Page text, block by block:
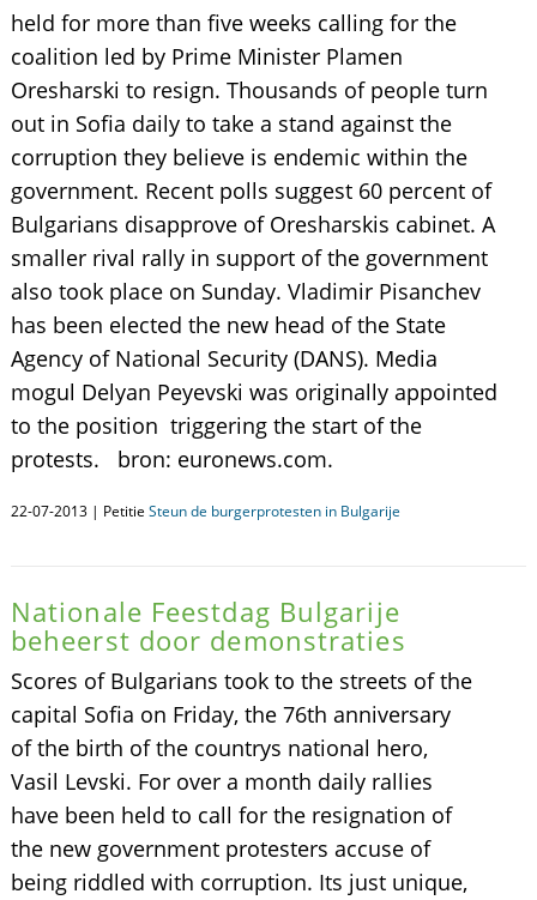
held for more than five weeks calling for the
coalition led by Prime Minister Plamen
Oresharski to resign. Thousands of people turn
out in Sofia daily to take a stand against the
corruption they believe is endemic within the
government. Recent polls suggest 60 percent of
Bulgarians disapprove of Oresharskis cabinet. A
smaller rival rally in support of the government
also took place on Sunday. Vladimir Pisanchev
has been elected the new head of the State
Agency of National Security (DANS). Media
mogul Delyan Peyevski was originally appointed
to the position  triggering the start of the
protests. bron: euronews.com.
22-07-2013 | Petitie Steun de burgerprotesten in Bulgarije
Nationale Feestdag Bulgarije
beheerst door demonstraties
Scores of Bulgarians took to the streets of the
capital Sofia on Friday, the 76th anniversary
of the birth of the countrys national hero,
Vasil Levski. For over a month daily rallies
have been held to call for the resignation of
the new government protesters accuse of
being riddled with corruption. Its just unique,